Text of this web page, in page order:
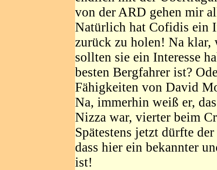
von der ARD gehen mir
Natürlich hat Cofidis ein
zurück zu holen! Na klar,
sollten sie ein Interesse
besten Bergfahrer ist?
Fähigkeiten von David
Na, immerhin weiß er,
Nizza war, vierter beim
Spätestens jetzt dürfte
dass hier ein bekannter
ist!